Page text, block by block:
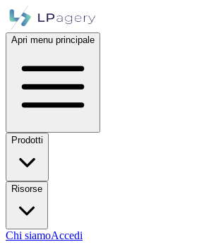
Apri menu principale
Prodotti
Risorse
Chi siamoAccedi